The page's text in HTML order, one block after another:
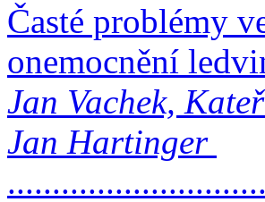
Časté problémy
onemocnění
Jan Vachek,
Jan Hartinger